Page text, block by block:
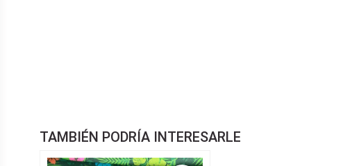
TAMBIÉN PODRÍA INTERESARLE